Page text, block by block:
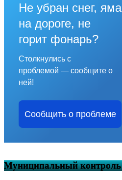
Не убран снег, яма
на дороге, не
горит фонарь?
Столкнулись с
проблемой — сообщите о
ней!
Сообщить о проблеме
Муниципальный контроль